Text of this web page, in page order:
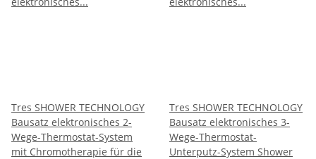
Tres SHOWER TECHNOLOGY
Bausatz elektronisches 2-
Wege-Thermostat-System
mit Chromotherapie für die
Tres SHOWER TECHNOLOGY
Bausatz elektronisches 3-
Wege-Thermostat-
Unterputz-System Shower